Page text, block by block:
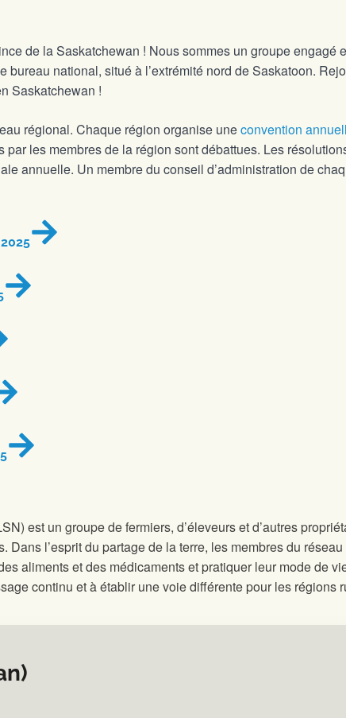
de la Saskatchewan ! Nous sommes un groupe engagé
national, situé à l’extrémité nord de Saskatoon.
Saskatchewan !
régional. Chaque région organise uneconvention
les membres de la région sont débattues. Les
annuelle. Un membre du conseil d’administration de
est un groupe de fermiers, d’éleveurs et d’autres
Dans l’esprit du partage de la terre, les membres du
aliments et des médicaments et pratiquer leur mode de
continu et à établir une voie différente pour les régions